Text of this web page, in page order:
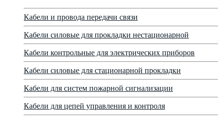
Кабели и провода передачи связи
Кабели силовые для прокладки нестационарной
Кабели контрольные для электрических приборов
Кабели силовые для стационарной прокладки
Кабели для систем пожарной сигнализации
Кабели для цепей управления и контроля